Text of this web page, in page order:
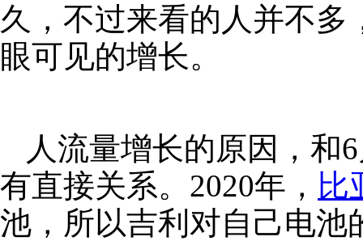
久，不过来看的人并不多
眼可见的增长。
人流量增长的原因，和
有直接关系。2020年， 比
池，所以吉利对自己电池